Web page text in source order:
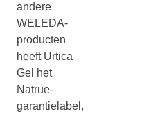
andere
WELEDA-
producten
heeft Urtica
Gel het
Natrue-
garantielabel,